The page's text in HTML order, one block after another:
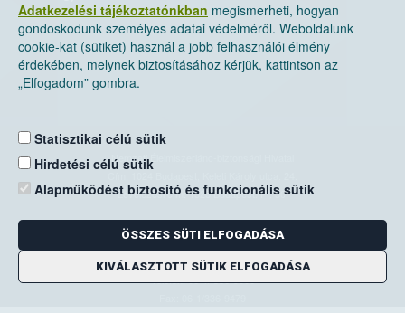
Adatkezelési tájékoztatónkban megismerheti, hogyan
gondoskodunk személyes adatai védelméről. Weboldalunk
cookie-kat (sütiket) használ a jobb felhasználói élmény
érdekében, melynek biztosításához kérjük, kattintson az
„Elfogadom” gombra.
Statisztikai célú sütik
Hirdetési célú sütik
Alapműködést biztosító és funkcionális sütik
ÖSSZES SÜTI ELFOGADÁSA
KIVÁLASZTOTT SÜTIK ELFOGADÁSA
Nemzeti Élelmiszerlánc-biztonsági Hivatal
Levelezési cím: 1525 Budapest. Pf. 30.
E-mail:ugyfelszolgalat@nebih.gov.hu
Zöld szám: 06-80/263-244
Telefon: 06-1/ 336-9000